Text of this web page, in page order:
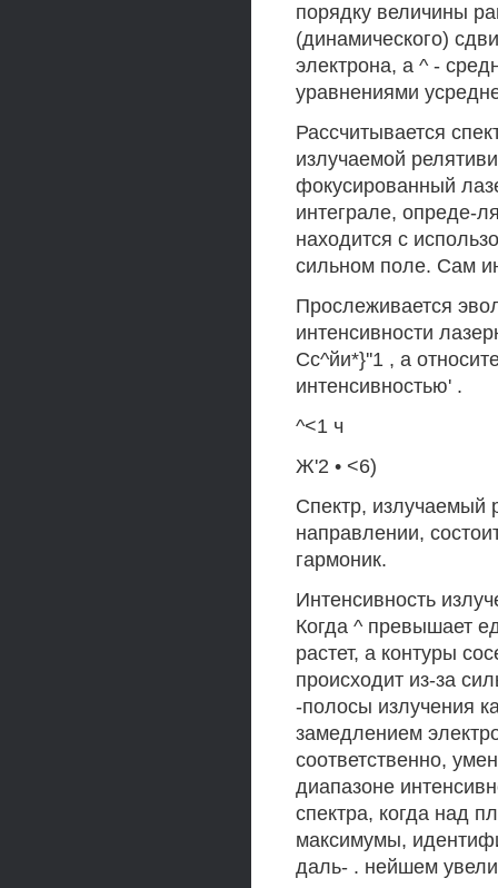
порядку величины
(динамического)
электрона, а ^ -
уравнениями
Рассчитывается
излучаемой
фокусированный
интеграле, опреде-
находится с
сильном поле. Сам
Прослеживается
интенсивности
Сс^йи*}''1 , а
интенсивностью' .
^<1 ч
Ж'2 • <6)
Спектр, излучаемый
направлении,
гармоник.
Интенсивность
Когда ^ превышает
растет, а контуры
происходит из-за
-полосы излучения
замедлением
соответственно,
диапазоне
спектра, когда над
максимумы,
даль- . нейшем